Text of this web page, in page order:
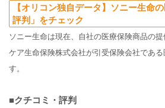
【オリコン独自データ】ソニー生命
評判」をチェック
ソニー生命は現在、自社の医療保険商品の
ケア生命保険株式会社が引受保険会社であ
す。
■クチコミ・評判